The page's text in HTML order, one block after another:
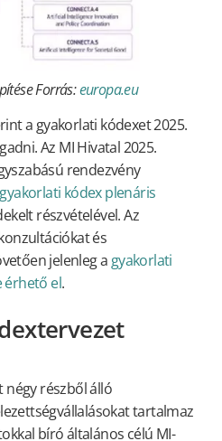
Forrás:europa.eu
a gyakorlati kódexet 2025.
Az MI Hivatal 2025.
rendezvény
kódex plenáris
részvételével. Az
és
jelenleg a gyakorlati
érhető el.
négy részből álló
tartalmaz
bíró általános célú MI-